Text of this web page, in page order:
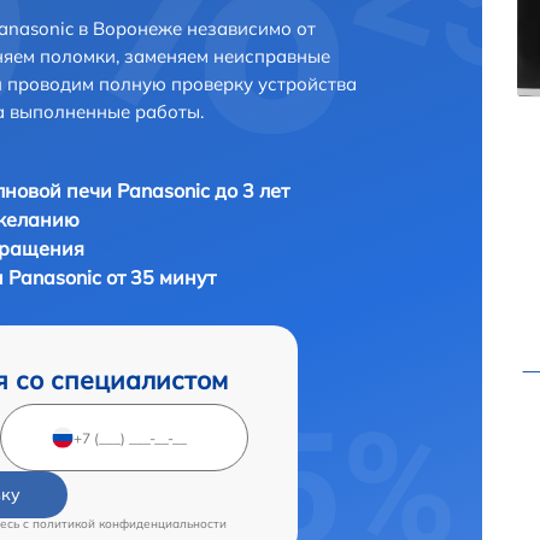
в Воронеже независимо от
поломки, заменяем неисправные
полную проверку устройства
выполненные работы.
печи Panasonic до 3 лет
от 35 минут
со специалистом
c политикой конфиденциальности